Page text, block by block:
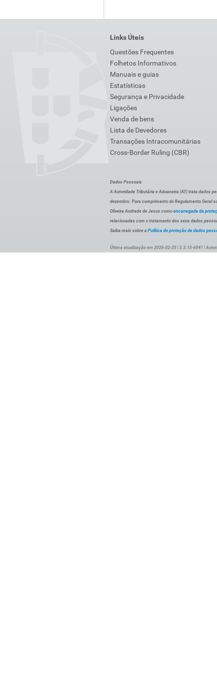
Links Úteis
Questões Frequentes
Folhetos Informativos
Manuais e guias
Estatísticas
Segurança e Privacidade
Ligações
Venda de bens
Lista de Devedores
Transações Intracomunitárias
Cross-Border Ruling (CBR)
Dados Pessoais
A Autoridade Tributária e Aduaneira (AT) trata dados
dezembro. Para cumprimento do Regulamento Geral
Oliveira Andrade de Jesus como encarregada da
relacionadas com o tratamento dos seus dados
Saiba mais sobre a Política de proteção de dados
Última atualização em 2026-02-25 | 3.3.15-6041 |